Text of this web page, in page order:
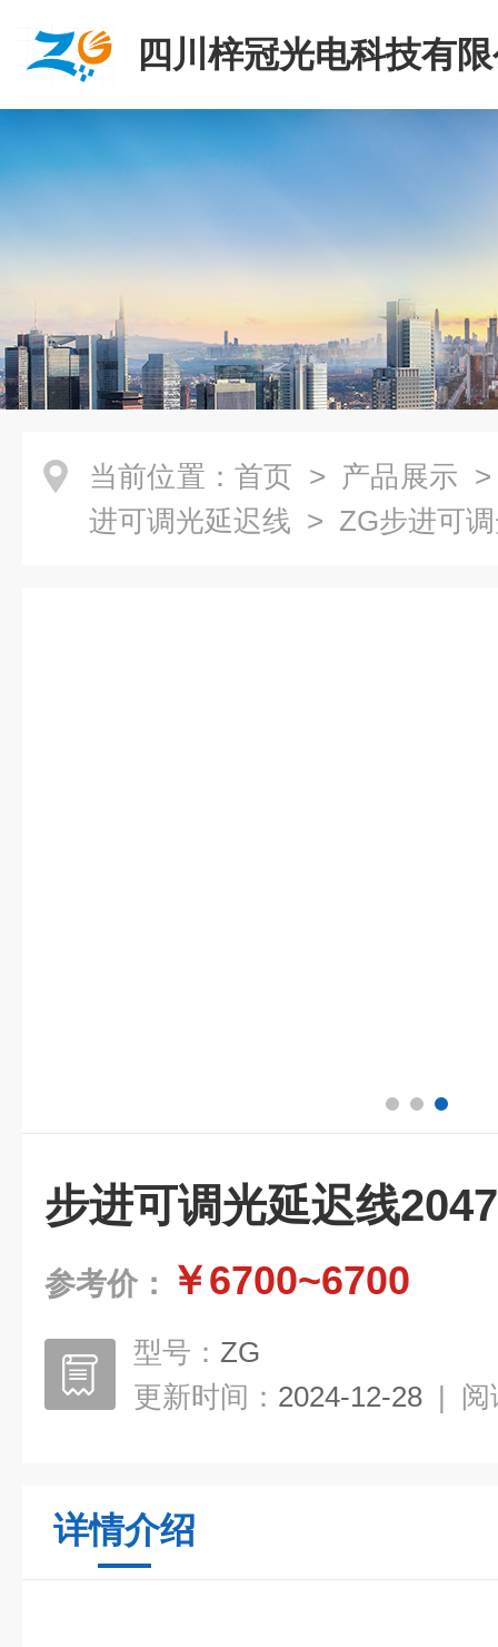
四川梓冠光电科技有
当前位置： 首页 > 产品展示
进可调光延迟线 > ZG步进可
步进可调光延迟线
参考价： ￥6700~6700
型号： ZG
更新时间： 2024-12-28 | 阅
详情介绍